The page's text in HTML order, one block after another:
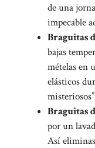
de una
impecable
Braguitas
bajas
mételas en
elásticos
Braguitas
por un
Así